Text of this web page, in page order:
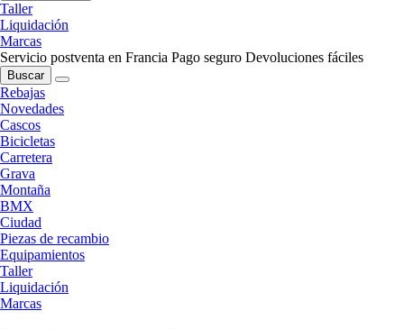
Taller
Liquidación
Marcas
Servicio postventa en Francia Pago seguro Devoluciones fáciles
Buscar
Rebajas
Novedades
Cascos
Bicicletas
Carretera
Grava
Montaña
BMX
Ciudad
Piezas de recambio
Equipamientos
Taller
Liquidación
Marcas